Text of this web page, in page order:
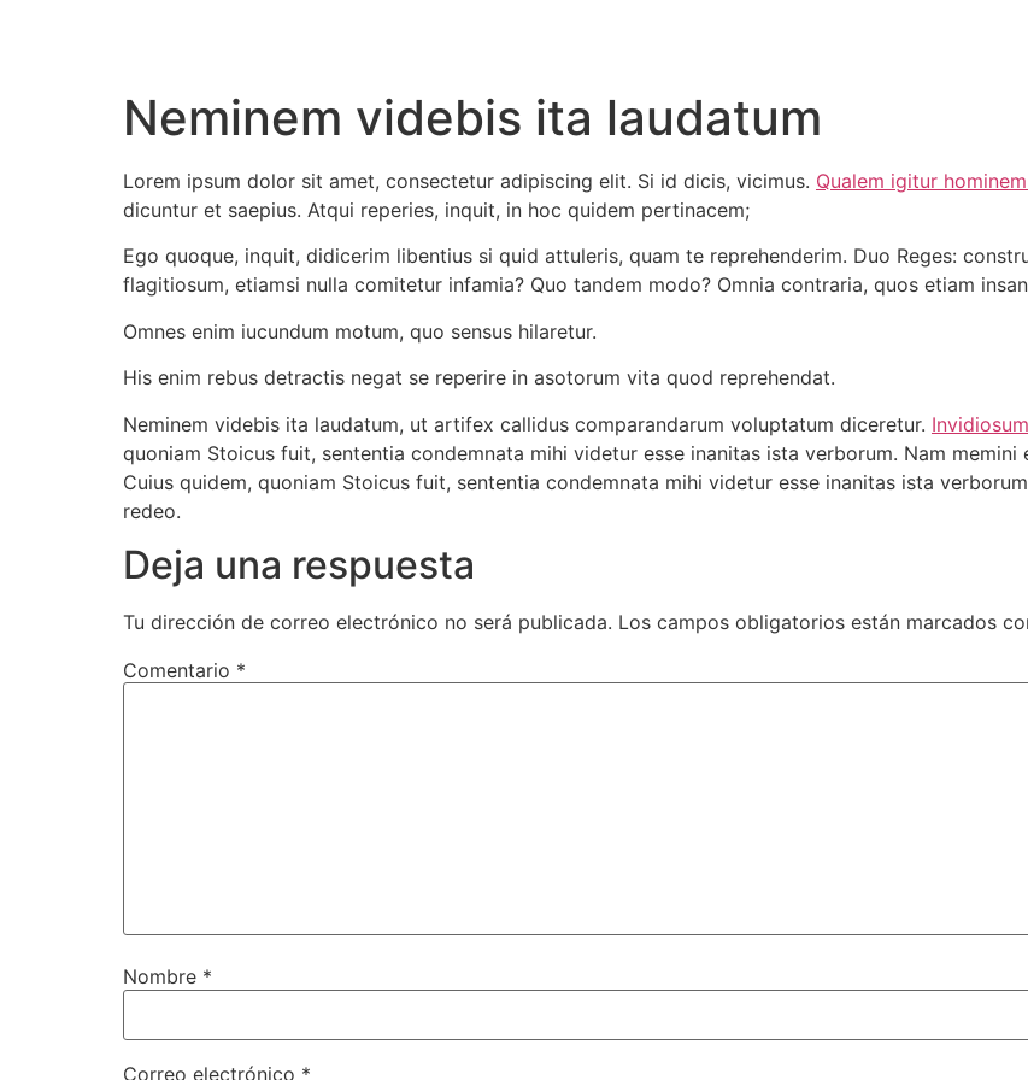
Neminem videbis ita laudatum
Lorem ipsum dolor sit amet, consectetur adipiscing elit. Si id dicis, vicimus. Qualem igitur
dicuntur et saepius. Atqui reperies, inquit, in hoc quidem pertinacem;
Ego quoque, inquit, didicerim libentius si quid attuleris, quam te reprehenderim. Duo Reges:
flagitiosum, etiamsi nulla comitetur infamia? Quo tandem modo? Omnia contraria, quos etiam
Omnes enim iucundum motum, quo sensus hilaretur.
His enim rebus detractis negat se reperire in asotorum vita quod reprehendat.
Neminem videbis ita laudatum, ut artifex callidus comparandarum voluptatum diceretur.
quoniam Stoicus fuit, sententia condemnata mihi videtur esse inanitas ista verborum. Nam
Cuius quidem, quoniam Stoicus fuit, sententia condemnata mihi videtur esse inanitas ista
redeo.
Deja una respuesta
Tu dirección de correo electrónico no será publicada. Los campos obligatorios están marcados
Comentario *
Nombre *
Correo electrónico *